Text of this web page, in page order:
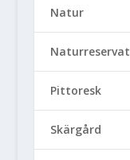
Natur
Naturreservat
Pittoresk
Skärgård